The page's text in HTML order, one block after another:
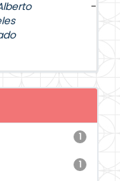
-
1
1